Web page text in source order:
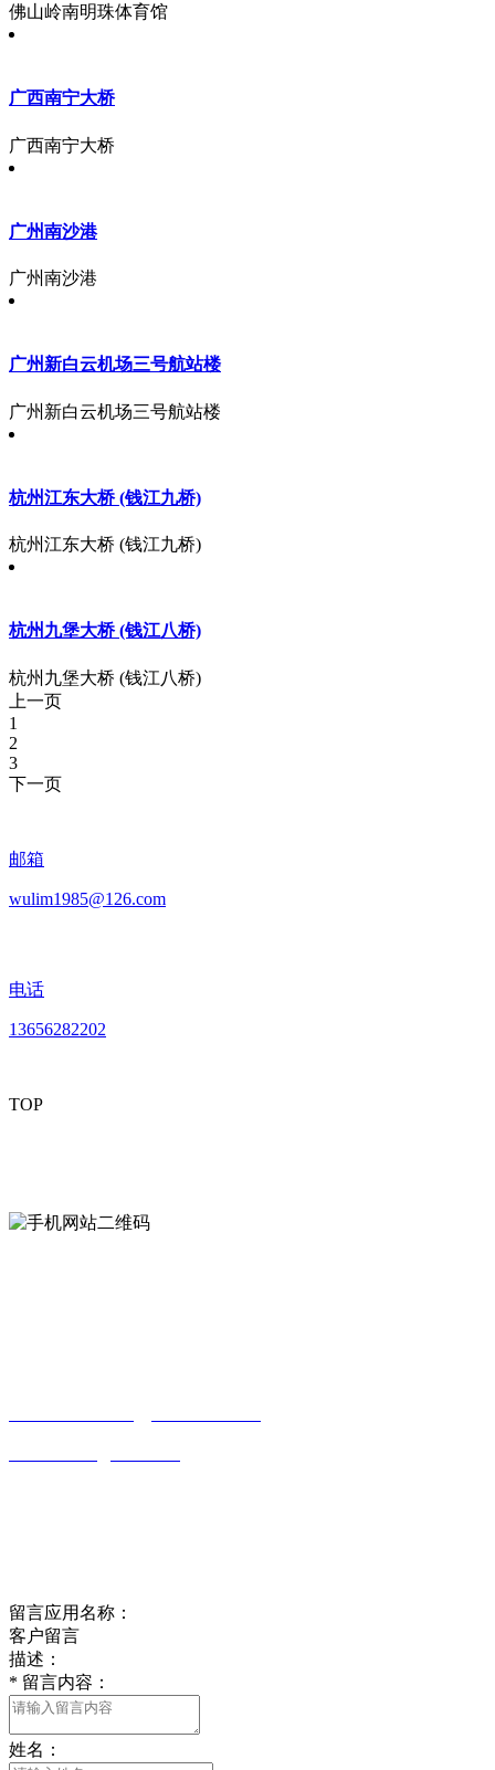
佛山岭南明珠体育馆
广西南宁大桥
广西南宁大桥
广州南沙港
广州南沙港
广州新白云机场三号航站楼
广州新白云机场三号航站楼
杭州江东大桥 (钱江九桥)
杭州江东大桥 (钱江九桥)
杭州九堡大桥 (钱江八桥)
杭州九堡大桥 (钱江八桥)
上一页
1
2
3
下一页
邮箱
wulim1985@126.com
电话
13656282202
TOP
留言应用名称：
客户留言
描述：
* 留言内容：
姓名：